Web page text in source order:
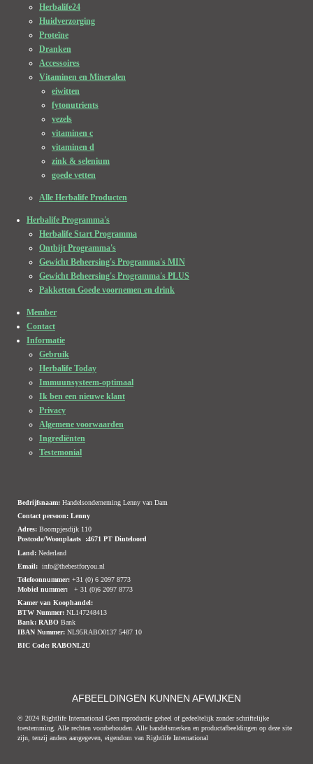
Herbalife24
Huidverzorging
Proteïne
Dranken
Accessoires
Vitaminen en Mineralen
eiwitten
fytonutrients
vezels
vitaminen c
vitaminen d
zink & selenium
goede vetten
Alle Herbalife Producten
Herbalife Programma's
Herbalife Start Programma
Ontbijt Programma's
Gewicht Beheersing's Programma's MIN
Gewicht Beheersing's Programma's PLUS
Pakketten Goede voornemen en drink
Member
Contact
Informatie
Gebruik
Herbalife Today
Immuunsysteem-optimaal
Ik ben een nieuwe klant
Privacy
Algemene voorwaarden
Ingrediënten
Testemonial
Bedrijfsnaam: Handelsonderneming Lenny van Dam
Contact persoon: Lenny
Adres: Boompjesdijk 110
Postcode/Woonplaats :4671 PT Dinteloord
Land: Nederland
Email: info@thebestforyou.nl
Telefoonnummer: +31 (0) 6 2097 8773
Mobiel nummer:
+ 31 (0)6 2097 8773
Kamer van Koophandel:
BTW Nummer: NL147248413
Bank: RABO Bank
IBAN Nummer:NL95RABO0137 5487 10
BIC Code: RABONL2U
AFBEELDINGEN KUNNEN AFWIJKEN
© 2024 Rightlife International Geen reproductie geheel of gedeeltelijk zonder schriftelijke
toestemming. Alle rechten voorbehouden. Alle handelsmerken en productafbeeldingen op deze site
zijn, tenzij anders aangegeven, eigendom van Rightlife International